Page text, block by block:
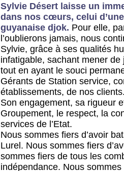
Sylvie Désert laisse un
dans nos cœurs, celui
guyanaise djok. Pour elle,
l’oublierons jamais, nous
Sylvie, grâce à ses qualités
infatigable, sachant mener
tout en ayant le souci
Gérants de Station service,
établissements, de nos
Son engagement, sa rigueur
Groupement, le respect, la
services de l’Etat.
Nous sommes fiers d’avoir
Lurel. Nous sommes fiers
sommes fiers de tous les
indépendance. Nous